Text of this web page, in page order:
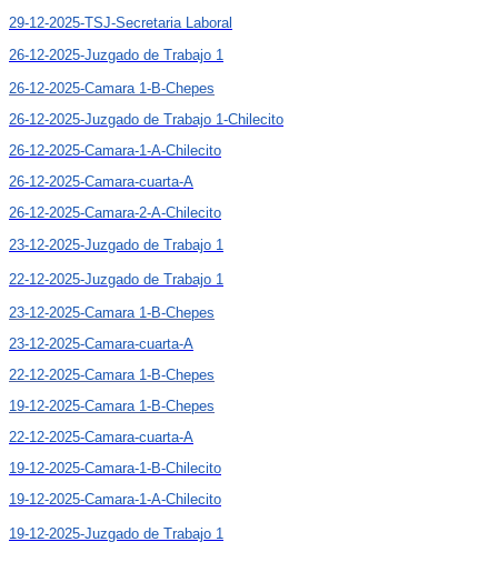
29-12-2025-TSJ-Secretaria Laboral
26-12-2025-Juzgado de Trabajo 1
26-12-2025-Camara 1-B-Chepes
26-12-2025-Juzgado de Trabajo 1-Chilecito
26-12-2025-Camara-1-A-Chilecito
26-12-2025-Camara-cuarta-A
26-12-2025-Camara-2-A-Chilecito
23-12-2025-Juzgado de Trabajo 1
22-12-2025-Juzgado de Trabajo 1
23-12-2025-Camara 1-B-Chepes
23-12-2025-Camara-cuarta-A
22-12-2025-Camara 1-B-Chepes
19-12-2025-Camara 1-B-Chepes
22-12-2025-Camara-cuarta-A
19-12-2025-Camara-1-B-Chilecito
19-12-2025-Camara-1-A-Chilecito
19-12-2025-Juzgado de Trabajo 1